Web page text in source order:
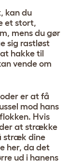
kan du
et stort,
mens du gør
sig rastløst
hakke til
vende om
er at få
mod hans
Hvis
at strække
stræk dine
her, da det
ud i hanens